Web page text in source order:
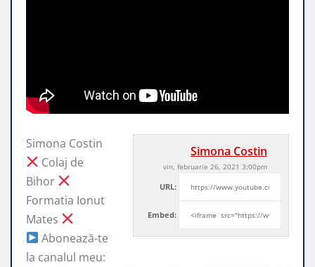
Simona Costin
vin, februarie 26, 2021 3:00pm
URL:
Embed:
Simona Costin
Colaj de
Bihor
Formatia Ionut
Mates
Abonează-te
la canalul meu: